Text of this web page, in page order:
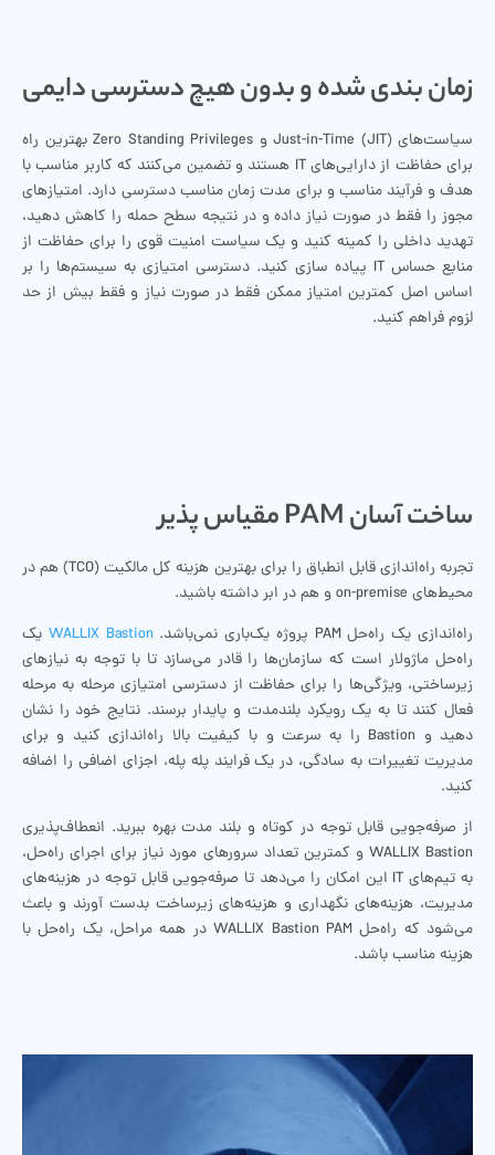
زمان بندی شده و بدون هیچ دسترسی دایمی
سیاست‌های Just-in-Time (JIT) و Zero Standing Privileges بهترین راه
برای حفاظت از دارایی‌های IT هستند و تضمین می‌کنند که کاربر مناسب با
هدف و فرآیند مناسب و برای مدت زمان مناسب دسترسی دارد. امتیازهای
مجوز را فقط در صورت نیاز داده و در نتیجه سطح حمله را کاهش دهید،
تهدید داخلی را کمینه کنید و یک سیاست امنیت قوی را برای حفاظت از
منابع حساس IT پیاده سازی کنید. دسترسی امتیازی به سیستم‌ها را بر
اساس اصل کمترین امتیاز ممکن فقط در صورت نیاز و فقط بیش از حد
لزوم فراهم کنید.
ساخت آسان PAM مقیاس پذیر
تجربه راه‌اندازی قابل انطباق را برای بهترین هزینه کل مالکیت (TCO) هم در
محیط‌های on-premise و هم در ابر داشته باشید.
راه‌اندازی یک راه‌حل PAM پروژه یک‌باری نمی‌باشد.
WALLIX Bastion یک
راه‌حل ماژولار است که سازمان‌ها را قادر می‌سازد تا با توجه به نیازهای
زیرساختی، ویژگی‌ها را برای حفاظت از دسترسی امتیازی مرحله به مرحله
فعال کنند تا به یک رویکرد بلندمدت و پایدار برسند. نتایج خود را نشان
دهید و Bastion را به سرعت و با کیفیت بالا راه‌اندازی کنید و برای
مدیریت تغییرات به سادگی، در یک فرایند پله پله، اجزای اضافی را اضافه
کنید.
از صرفه‌جویی قابل توجه در کوتاه و بلند مدت بهره ببرید. انعطاف‌پذیری
WALLIX Bastion و کمترین تعداد سرورهای مورد نیاز برای اجرای راه‌حل،
به تیم‌های IT این امکان را می‌دهد تا صرفه‌جویی قابل توجه در هزینه‌های
مدیریت، هزینه‌های نگهداری و هزینه‌های زیرساخت بدست آورند و باعث
می‌شود که راه‌حل WALLIX Bastion PAM در همه مراحل، یک راه‌حل با
هزینه مناسب باشد.